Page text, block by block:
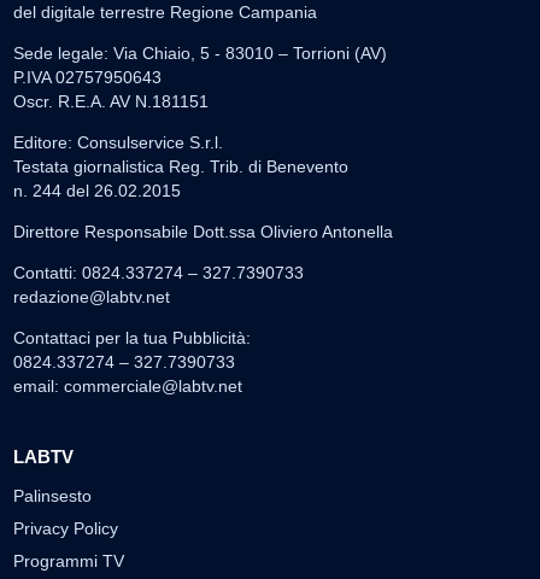
del digitale terrestre Regione Campania
Sede legale: Via Chiaio, 5 - 83010 – Torrioni (AV)
P.IVA 02757950643
Oscr. R.E.A. AV N.181151
Editore: Consulservice S.r.l.
Testata giornalistica Reg. Trib. di Benevento
n. 244 del 26.02.2015
Direttore Responsabile Dott.ssa Oliviero Antonella
Contatti: 0824.337274 – 327.7390733
redazione@labtv.net
Contattaci per la tua Pubblicità:
0824.337274 – 327.7390733
email: commerciale@labtv.net
LABTV
Palinsesto
Privacy Policy
Programmi TV